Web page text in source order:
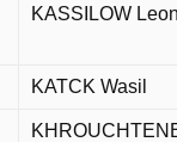
KASSILOW
KATCK Wasil